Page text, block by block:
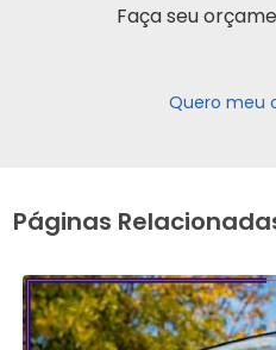
Faça seu
Quero meu
Páginas